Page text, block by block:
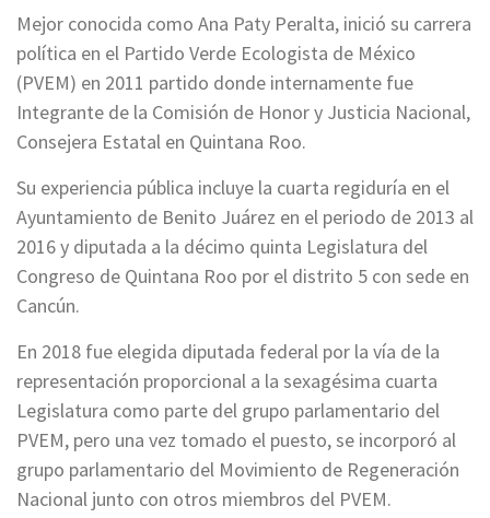
Mejor conocida como Ana Paty Peralta, inició su carrera
política en el Partido Verde Ecologista de México
(PVEM) en 2011 partido donde internamente fue
Integrante de la Comisión de Honor y Justicia Nacional,
Consejera Estatal en Quintana Roo.
Su experiencia pública incluye la cuarta regiduría en el
Ayuntamiento de Benito Juárez en el periodo de 2013 al
2016 y diputada a la décimo quinta Legislatura del
Congreso de Quintana Roo por el distrito 5 con sede en
Cancún.
En 2018 fue elegida diputada federal por la vía de la
representación proporcional a la sexagésima cuarta
Legislatura como parte del grupo parlamentario del
PVEM, pero una vez tomado el puesto, se incorporó al
grupo parlamentario del Movimiento de Regeneración
Nacional junto con otros miembros del PVEM.